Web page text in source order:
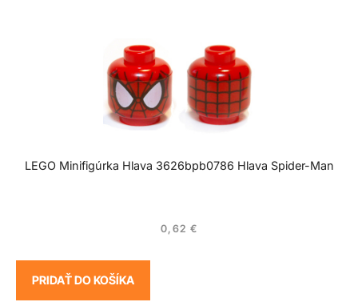
LEGO Minifigúrka Hlava 3626bpb0786 Hlava Spider-Man
0,62 €
PRIDAŤ DO KOŠÍKA